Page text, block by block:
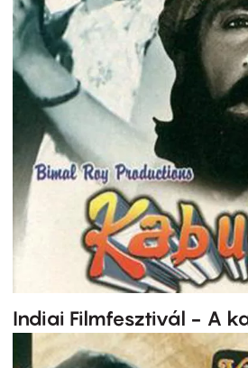
Indiai Filmfesztivál - A